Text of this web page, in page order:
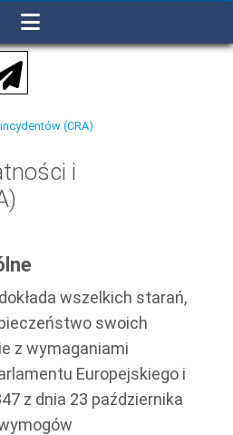
(CRA)
i
wszelkich starań,
swoich
z wymaganiami
Europejskiego i
z dnia 23 października